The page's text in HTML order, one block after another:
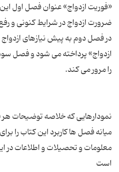
«فوریت ازدواج» عنوان فصل اول
در فصل دوم به پیش نیازهای ازدواج
ازدواج» پرداخته می شود و فصل
نمودارهایی که خلاصه توضیحات هر
میانه فصل ها کاربرد این کتاب را
معلومات و تحصیلات و اطلاعات در